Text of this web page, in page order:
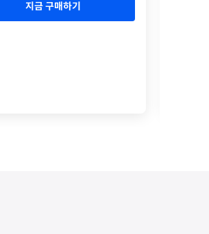
지금 구매하기